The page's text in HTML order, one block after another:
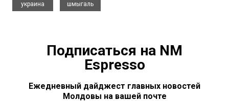
украина
шмыгаль
Подписаться на NM
Espresso
Ежедневный дайджест главных новостей
Молдовы на вашей почте